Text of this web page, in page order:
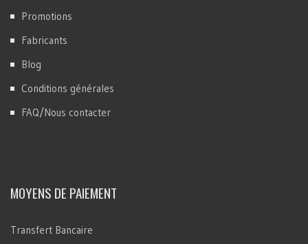
Promotions
Fabricants
Blog
Conditions générales
FAQ/Nous contacter
MOYENS DE PAIEMENT
Transfert Bancaire